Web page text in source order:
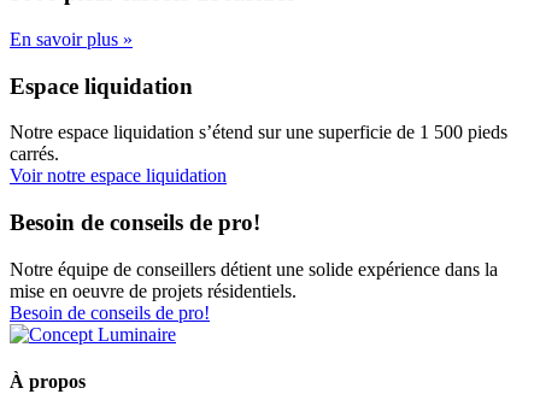
En savoir plus »
Espace liquidation
Notre espace liquidation s’étend sur une superficie de 1 500 pieds
carrés.
Voir notre espace liquidation
Besoin de conseils de pro!
Notre équipe de conseillers détient une solide expérience dans la
mise en oeuvre de projets résidentiels.
Besoin de conseils de pro!
À propos